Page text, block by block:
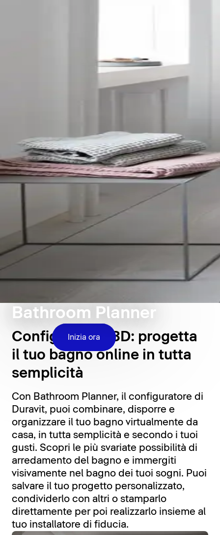
Bathroom Planner
Inizia ora
Configuratore 3D: progetta
il tuo bagno online in tutta
semplicità
Con Bathroom Planner, il configuratore di
Duravit, puoi combinare, disporre e
organizzare il tuo bagno virtualmente da
casa, in tutta semplicità e secondo i tuoi
gusti. Scopri le più svariate possibilità di
arredamento del bagno e immergiti
visivamente nel bagno dei tuoi sogni. Puoi
salvare il tuo progetto personalizzato,
condividerlo con altri o stamparlo
direttamente per poi realizzarlo insieme al
tuo installatore di fiducia.